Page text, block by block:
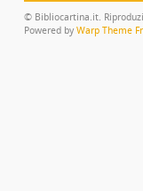
© Bibliocartina.it.
Powered by Warp Theme